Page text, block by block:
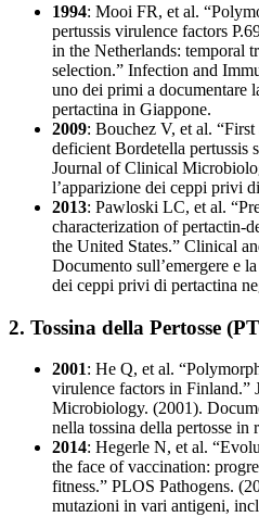
1994: Mooi FR, et al.
pertussis virulence factors
in the Netherlands: temporal
selection.” Infection and
uno dei primi a documentare
pertactina in Giappone.
2009: Bouchez V, et al.
deficient Bordetella pertussis
Journal of Clinical
l’apparizione dei ceppi privi
2013: Pawloski LC, et al.
characterization of pertactin-
the United States.” Clinical
Documento sull’emergere e
dei ceppi privi di pertactina
2. Tossina della Pertosse
2001: He Q, et al.
virulence factors in Finland.”
Microbiology. (2001).
nella tossina della pertosse in
2014: Hegerle N, et al.
the face of vaccination:
fitness.” PLOS Pathogens.
mutazioni in vari antigeni,